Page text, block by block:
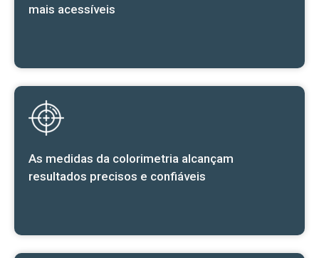
mais acessíveis
As medidas da colorimetria alcançam
resultados precisos e confiáveis